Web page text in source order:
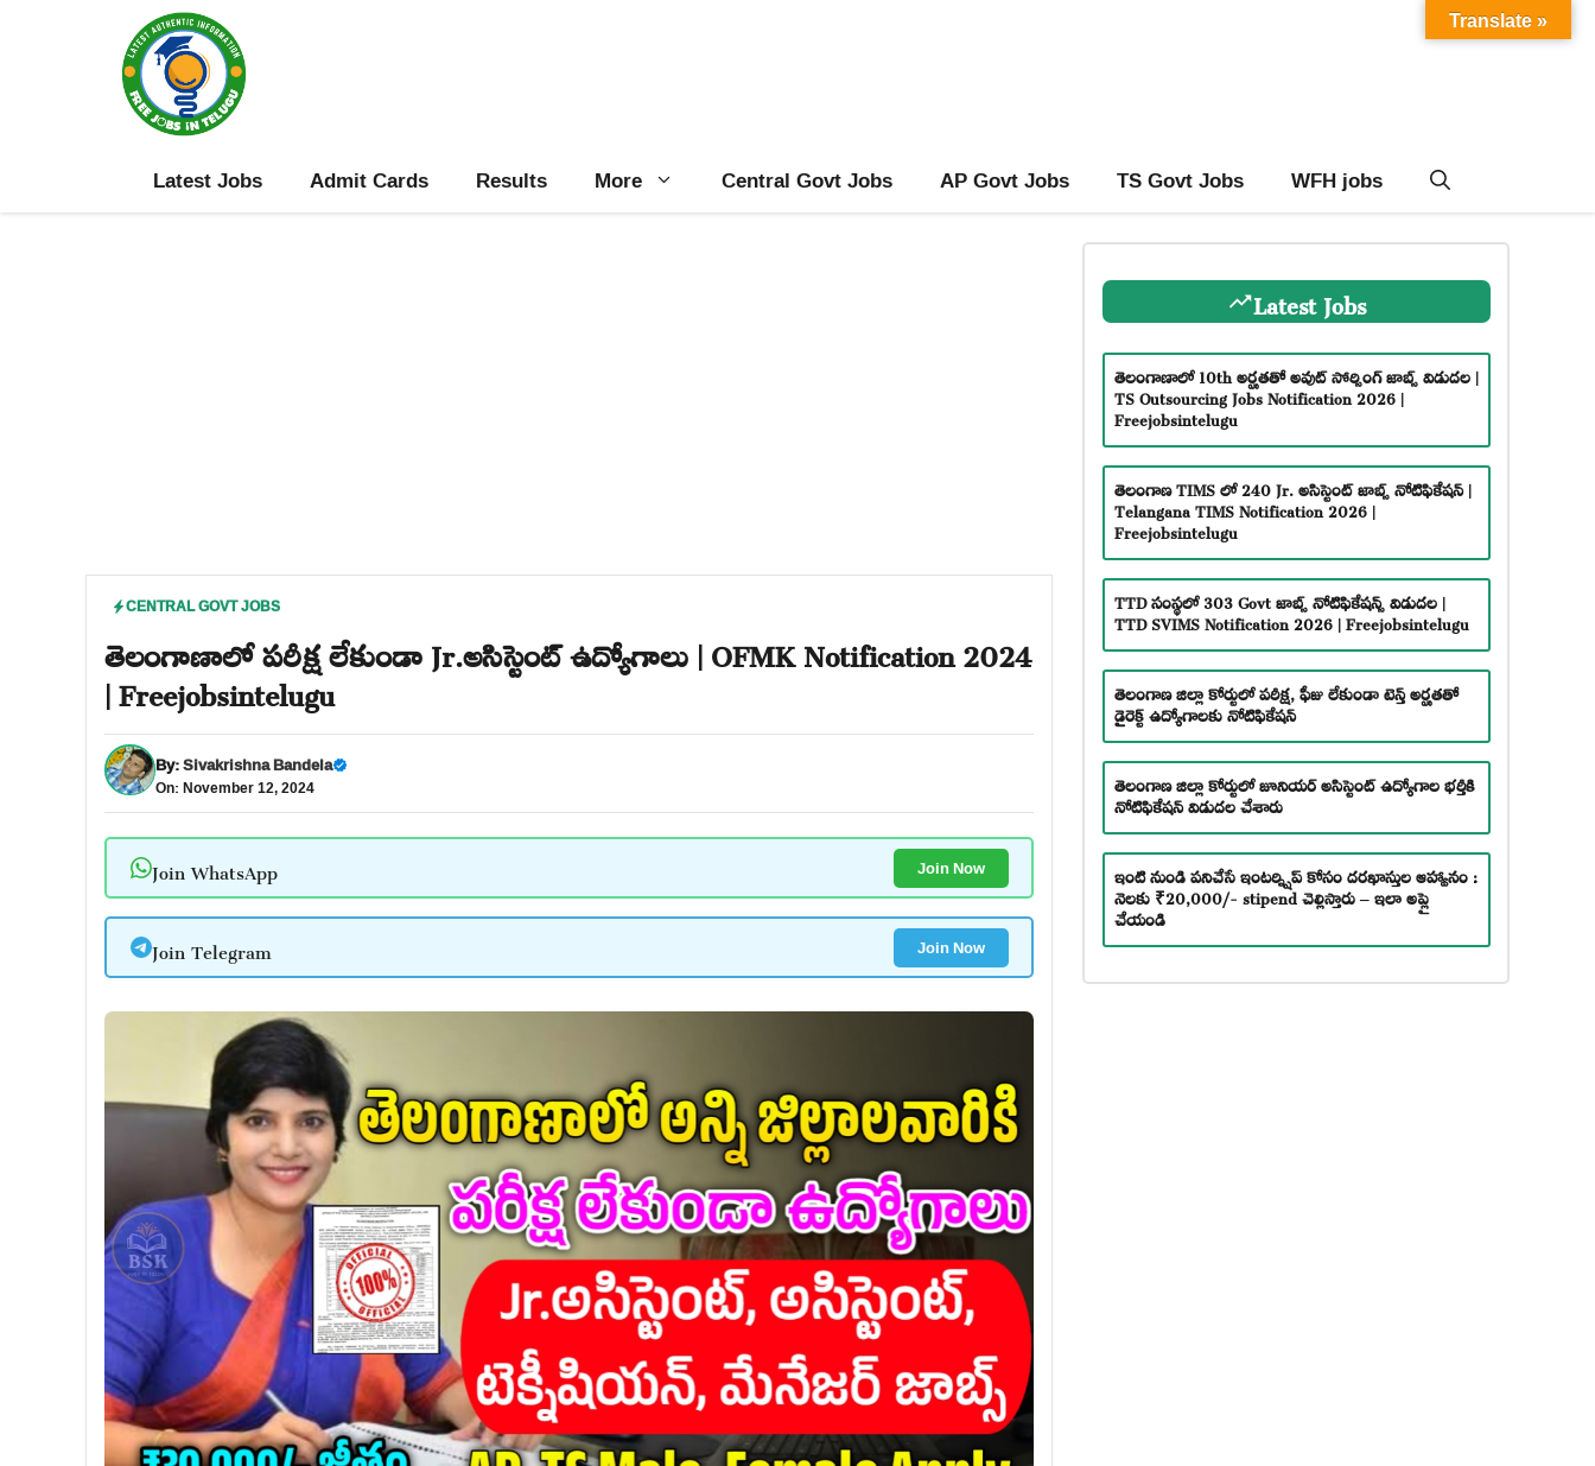
Latest Jobs Admit Cards Results More Central Govt Jobs AP Govt Jobs TS Govt Jobs WFH jobs
CENTRAL GOVT JOBS
తెలంగాణాలో పరీక్ష లేకుండా Jr.అసిస్టెంట్ ఉద్యోగాలు | OFMK Notification 2024
| Freejobsintelugu
By:Sivakrishna Bandela
On: November 12, 2024
Join WhatsApp Join Now
Join Telegram Join Now
Latest Jobs
తెలంగాణాలో 10th అర్హతతో అవుట్ సోర్సింగ్ జాబ్స్ విడుదల |
TS Outsourcing Jobs Notification 2026 |
Freejobsintelugu
తెలంగాణ TIMS లో 240 Jr. అసిస్టెంట్ జాబ్స్ నోటిఫికేషన్ |
Telangana TIMS Notification 2026 |
Freejobsintelugu
TTD సంస్థలో 303 Govt జాబ్స్ నోటిఫికేషన్స్ విడుదల |
TTD SVIMS Notification 2026 | Freejobsintelugu
తెలంగాణ జిల్లా కోర్టులో పరీక్ష, ఫీజు లేకుండా టెన్త్ అర్హతతో
డైరెక్ట్ ఉద్యోగాలకు నోటిఫికేషన్
తెలంగాణ జిల్లా కోర్టులో జూనియర్ అసిస్టెంట్ ఉద్యోగాల భర్తీకి
నోటిఫికేషన్ విడుదల చేశారు
ఇంటి నుండి పనిచేసే ఇంటర్న్షిప్ కోసం దరఖాస్తుల ఆహ్వానం :
నెలకు ₹20,000/- stipend చెల్లిస్తారు – ఇలా అప్లై
చేయండి
Translate »